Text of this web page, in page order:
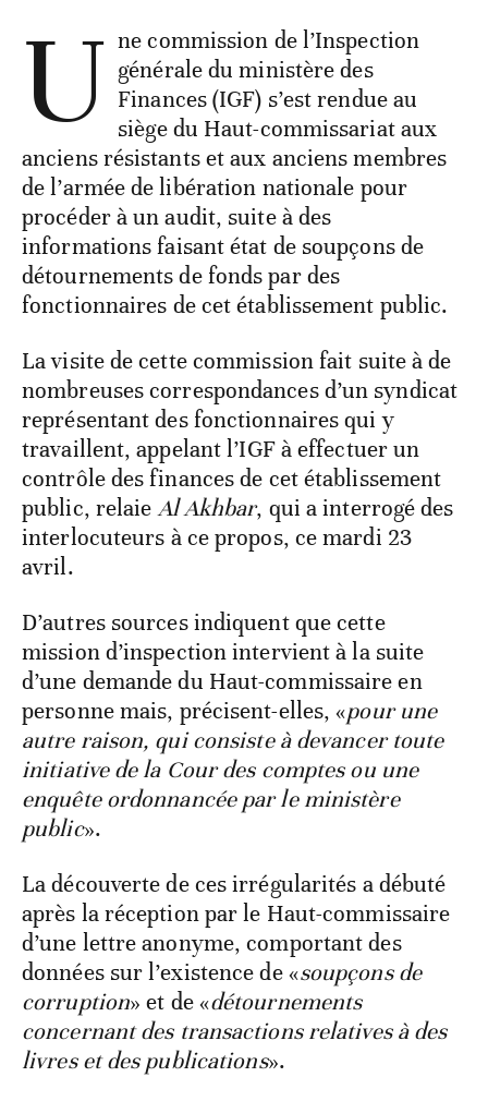
U ne commission de l’Inspection
générale du ministère des
Finances (IGF) s’est rendue au
siège du Haut-commissariat aux
anciens résistants et aux anciens membres
de l’armée de libération nationale pour
procéder à un audit, suite à des
informations faisant état de soupçons de
détournements de fonds par des
fonctionnaires de cet établissement public.
La visite de cette commission fait suite à de
nombreuses correspondances d’un syndicat
représentant des fonctionnaires qui y
travaillent, appelant l’IGF à effectuer un
contrôle des finances de cet établissement
public, relaieAl Akhbar, qui a interrogé des
interlocuteurs à ce propos, ce mardi 23
avril.
D’autres sources indiquent que cette
mission d’inspection intervient à la suite
d’une demande du Haut-commissaire en
personne mais, précisent-elles, «pour une
autre raison, qui consiste à devancer toute
initiative de la Cour des comptes ou une
enquête ordonnancée par le ministère
public».
La découverte de ces irrégularités a débuté
après la réception par le Haut-commissaire
d’une lettre anonyme, comportant des
données sur l’existence de «soupçons de
corruption» et de «détournements
concernant des transactions relatives à des
livres et des publications».